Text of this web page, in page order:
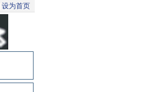
设为首页